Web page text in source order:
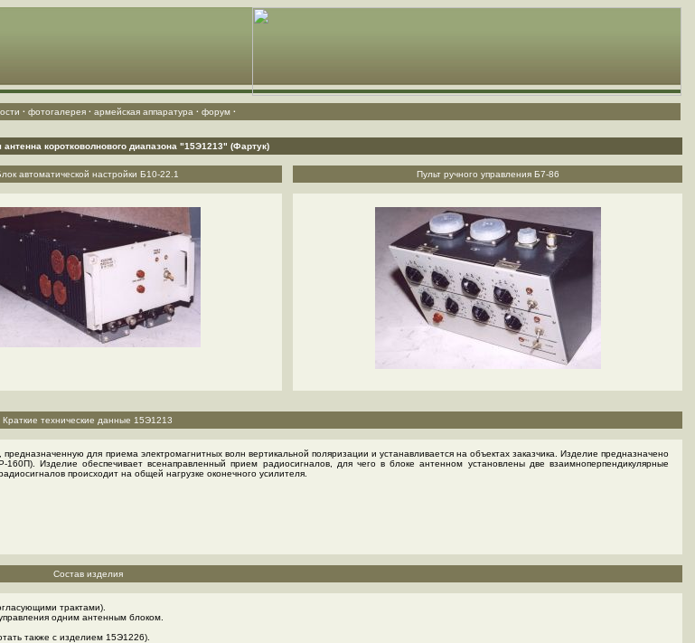
· фотогалерея · армейская аппаратура · форум ·
коротковолнового диапазона "15Э1213" (Фартук)
автоматической настройки Б10-22.1 Пульт ручного управления Б7-86
Краткие технические данные 15Э1213
для приема электромагнитных волн вертикальной поляризации и устанавливается на объектах заказчика. Изделие предназначено
Изделие обеспечивает всенаправленный прием радиосигналов, для чего в блоке антенном установлены две взаимноперпендикулярные
происходит на общей нагрузке оконечного усилителя.
Состав изделия
трактами).
одним антенным блоком.
также с изделием 15Э1226).